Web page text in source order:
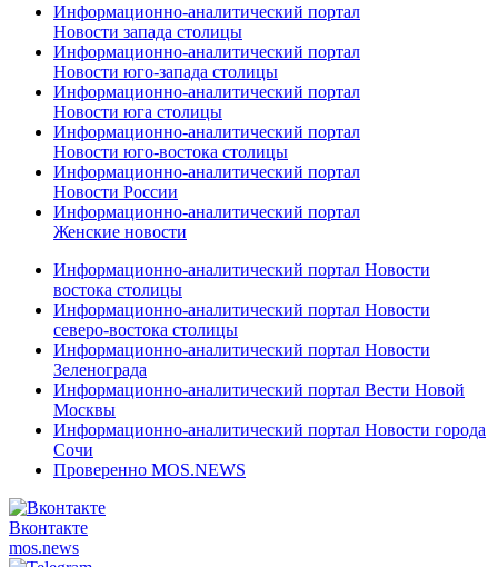
Информационно-аналитический портал
Новости запада столицы
Информационно-аналитический портал
Новости юго-запада столицы
Информационно-аналитический портал
Новости юга столицы
Информационно-аналитический портал
Новости юго-востока столицы
Информационно-аналитический портал
Новости России
Информационно-аналитический портал
Женские новости
Информационно-аналитический портал Новости
востока столицы
Информационно-аналитический портал Новости
северо-востока столицы
Информационно-аналитический портал Новости
Зеленограда
Информационно-аналитический портал Вести Новой
Москвы
Информационно-аналитический портал Новости города
Сочи
Проверенно MOS.NEWS
Вконтакте
mos.news